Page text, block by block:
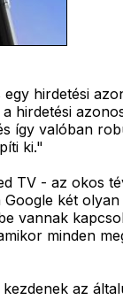
hirdetési
hirdetési
így valóban
ki."
TV - az okos
két
vannak
minden
az